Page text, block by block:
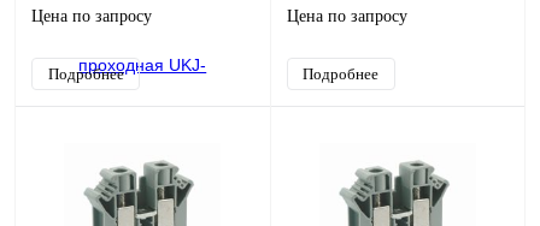
Цена по запросу
Подробнее
Цена по запросу
Подробнее